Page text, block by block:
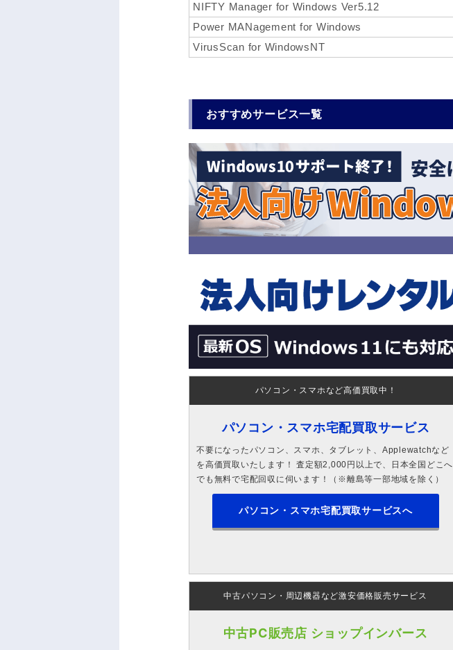
NIFTY Manager for Windows Ver5.12
Power MANagement for Windows
VirusScan for WindowsNT
おすすめサービス一覧
パソコン・スマホなど高価買取中！
パソコン・スマホ宅配買取サービス
不要になったパソコン、スマホ、タブレット、Applewatchなど
を高価買取いたします！ 査定額2,000円以上で、日本全国どこへ
でも無料で宅配回収に伺います！（※離島等一部地域を除く）
パソコン・スマホ宅配買取サービスへ
中古パソコン・周辺機器など激安価格販売サービス
中古PC販売店 ショップインバース